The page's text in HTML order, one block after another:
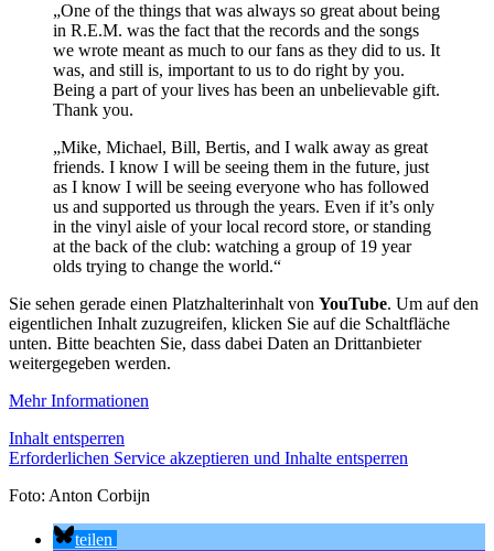
„One of the things that was always so great about being
in R.E.M. was the fact that the records and the songs
we wrote meant as much to our fans as they did to us. It
was, and still is, important to us to do right by you.
Being a part of your lives has been an unbelievable gift.
Thank you.
„Mike, Michael, Bill, Bertis, and I walk away as great
friends. I know I will be seeing them in the future, just
as I know I will be seeing everyone who has followed
us and supported us through the years. Even if it’s only
in the vinyl aisle of your local record store, or standing
at the back of the club: watching a group of 19 year
olds trying to change the world.“
Sie sehen gerade einen Platzhalterinhalt von YouTube. Um auf den
eigentlichen Inhalt zuzugreifen, klicken Sie auf die Schaltfläche
unten. Bitte beachten Sie, dass dabei Daten an Drittanbieter
weitergegeben werden.
Mehr Informationen
Inhalt entsperren
Erforderlichen Service akzeptieren und Inhalte entsperren
Foto: Anton Corbijn
teilen